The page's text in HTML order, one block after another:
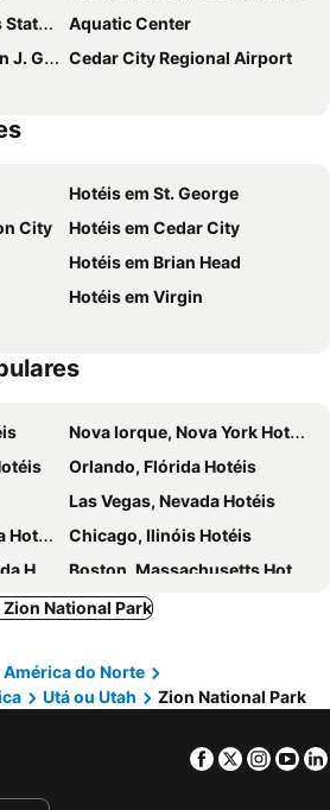
Park
Aquatic Center
Park
Cedar City Regional Airport
Hotéis em St. George
City
Hotéis em Cedar City
Hotéis em Brian Head
Hotéis em Virgin
Nova Iorque, Nova York Hotéis
Orlando, Flórida Hotéis
Las Vegas, Nevada Hotéis
Chicago, Ilinóis Hotéis
Boston, Massachusetts Hotéis
National Park
América do Norte
Utá ou Utah Zion National Park
Facebook
Twitter